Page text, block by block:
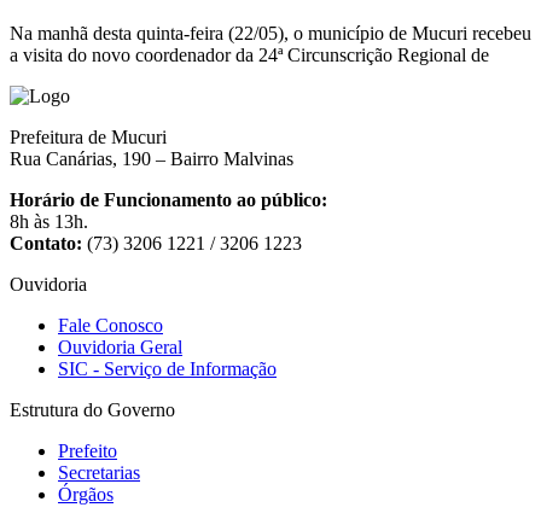
Na manhã desta quinta-feira (22/05), o município de Mucuri recebeu
a visita do novo coordenador da 24ª Circunscrição Regional de
Prefeitura de Mucuri
Rua Canárias, 190 – Bairro Malvinas
Horário de Funcionamento ao público:
8h às 13h.
Contato: (73) 3206 1221 / 3206 1223
Ouvidoria
Fale Conosco
Ouvidoria Geral
SIC - Serviço de Informação
Estrutura do Governo
Prefeito
Secretarias
Órgãos